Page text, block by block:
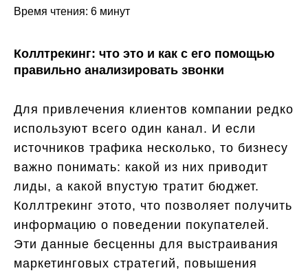
Время чтения: 6 минут
Коллтрекинг: что это и как с его помощью
правильно анализировать звонки
Для привлечения клиентов компании редко
используют всего один канал. И если
источников трафика несколько, то бизнесу
важно понимать: какой из них приводит
лиды, а какой впустую тратит бюджет.
Коллтрекинг этото, что позволяет получить
информацию о поведении покупателей.
Эти данные бесценны для выстраивания
маркетинговых стратегий, повышения